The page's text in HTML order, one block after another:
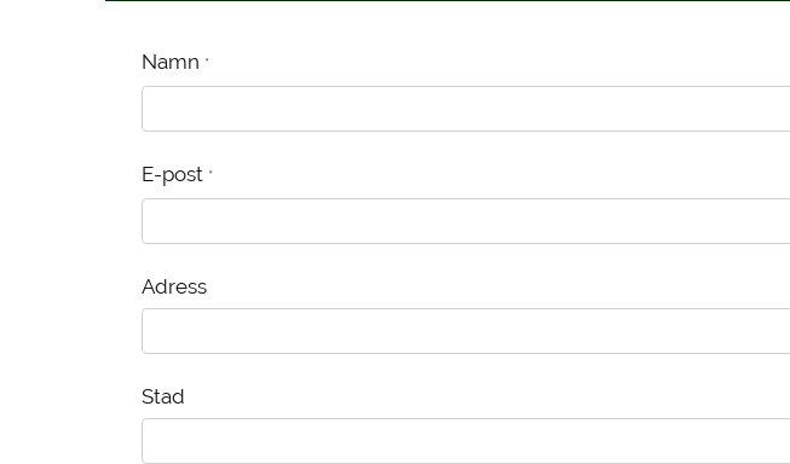
Namn *
E-post *
Adress
Stad